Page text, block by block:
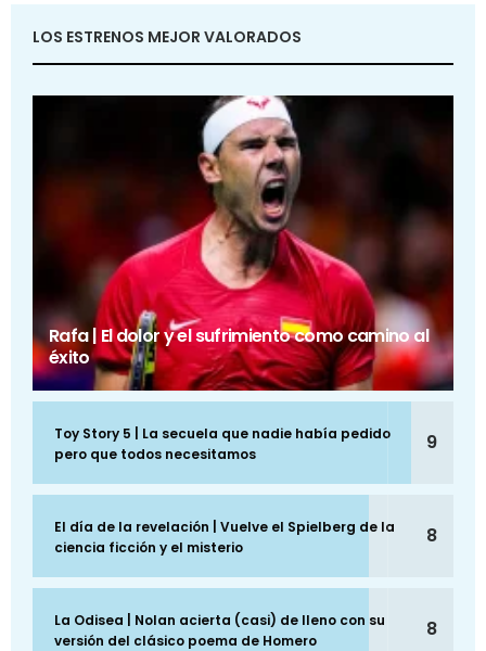
LOS ESTRENOS MEJOR VALORADOS
Rafa | El dolor y el sufrimiento como camino al
éxito
Toy Story 5 | La secuela que nadie había pedido
pero que todos necesitamos
9
El día de la revelación | Vuelve el Spielberg de la
ciencia ficción y el misterio
8
La Odisea | Nolan acierta (casi) de lleno con su
versión del clásico poema de Homero
8